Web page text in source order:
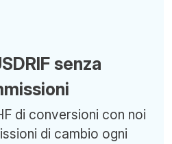
senza
di conversioni con noi
di cambio ogni